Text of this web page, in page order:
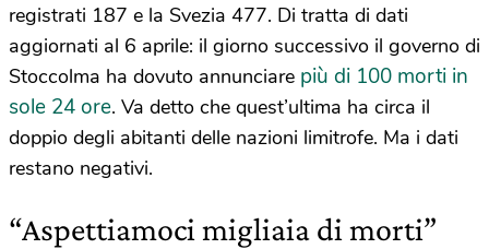
registrati 187 e la Svezia 477. Di tratta di dati
aggiornati al 6 aprile: il giorno successivo il governo di
Stoccolma ha dovuto annunciare più di 100 morti in
sole 24 ore. Va detto che quest’ultima ha circa il
doppio degli abitanti delle nazioni limitrofe. Ma i dati
restano negativi.
“Aspettiamoci migliaia di morti”